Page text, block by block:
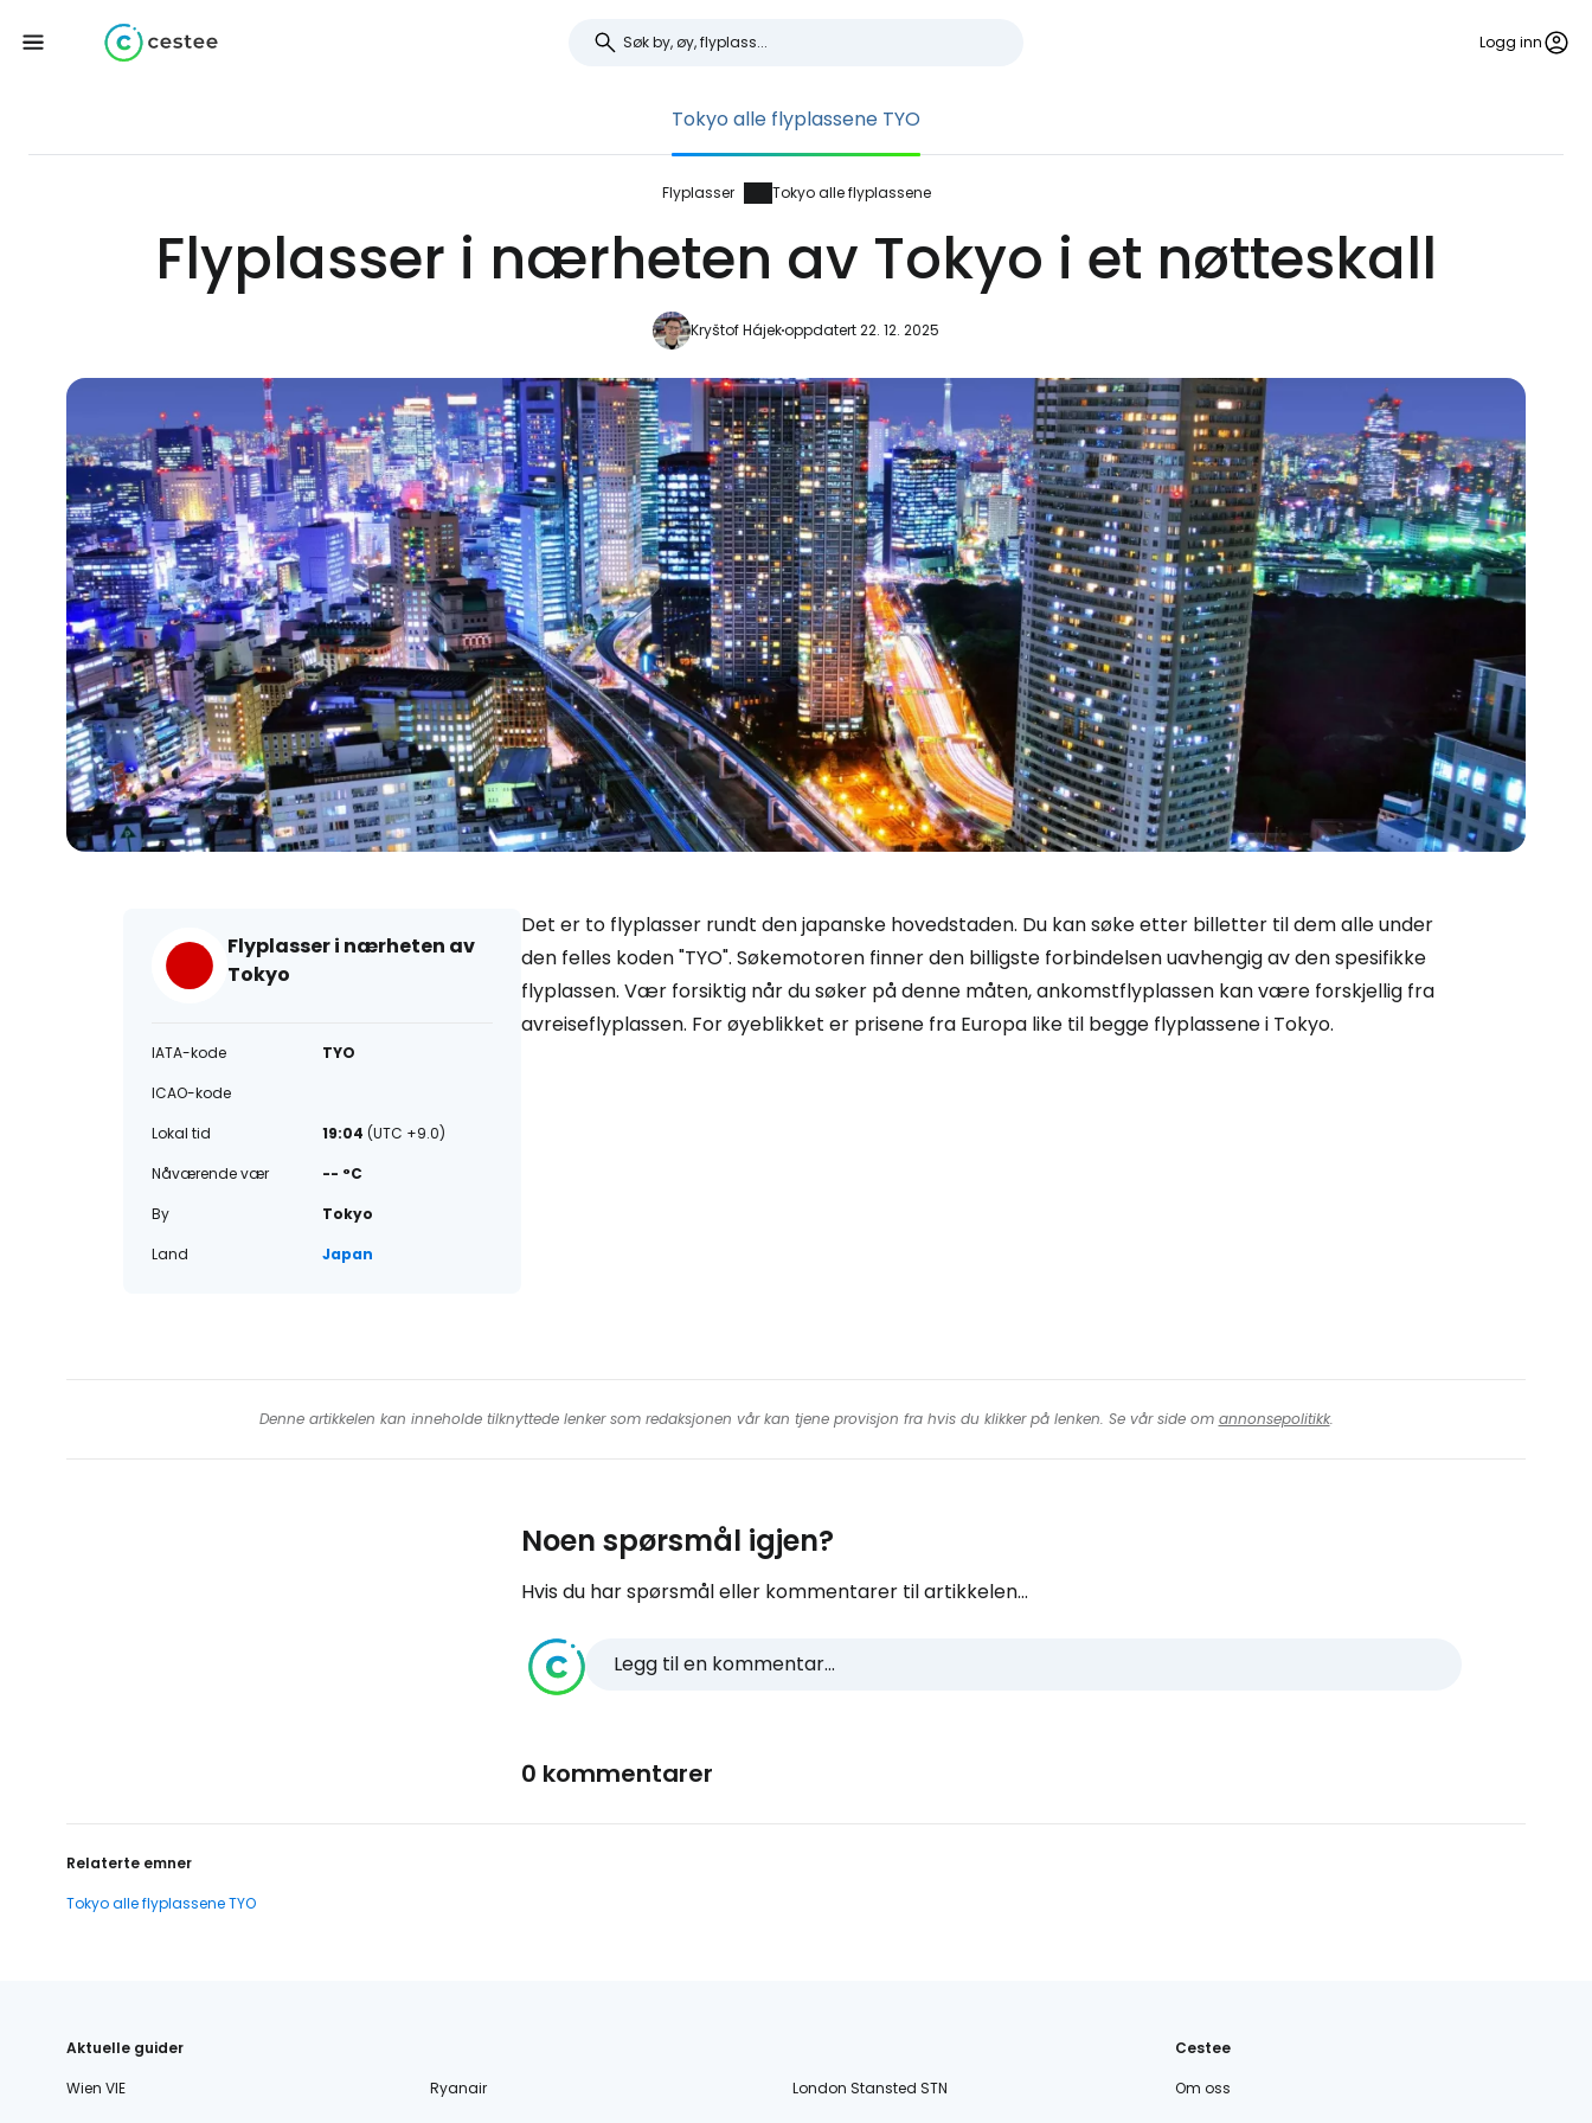
Logg inn
Tokyo alle flyplassene TYO
Flyplasser Tokyo alle flyplassene
Flyplasser i nærheten av Tokyo i et nøtteskall
Kryštof Hájekoppdatert 22. 12. 2025
Flyplasser i nærheten av
Tokyo
IATA-kode
TYO
ICAO-kode
Lokal tid
19:04 (UTC +9.0)
Nåværende vær
-- °C
By
Tokyo
Land
Japan
Det er to flyplasser rundt den japanske hovedstaden. Du kan søke etter billetter til dem alle under
den felles koden "TYO". Søkemotoren finner den billigste forbindelsen uavhengig av den spesifikke
flyplassen. Vær forsiktig når du søker på denne måten, ankomstflyplassen kan være forskjellig fra
avreiseflyplassen. For øyeblikket er prisene fra Europa like til begge flyplassene i Tokyo.
Denne artikkelen kan inneholde tilknyttede lenker som redaksjonen vår kan tjene provisjon fra hvis du klikker på lenken. Se vår side om annonsepolitikk.
Noen spørsmål igjen?
Hvis du har spørsmål eller kommentarer til artikkelen...
Legg til en kommentar...
0 kommentarer
Relaterte emner
Tokyo alle flyplassene TYO
Aktuelle guider
Wien VIE
Ryanair
London Stansted STN
Cestee
Om oss
Logg inn på Cestee
Fortsett med Google